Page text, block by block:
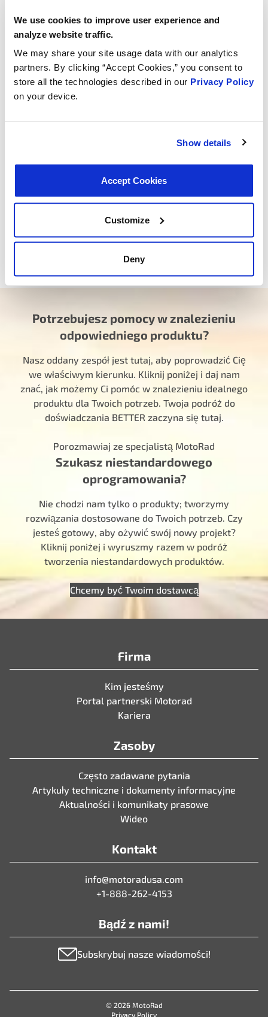
We use cookies to improve user experience and
analyze website traffic.
We may share your site usage data with our analytics
partners. By clicking “Accept Cookies,” you consent to
store all the technologies described in our Privacy Policy
on your device.
Show details
Accept Cookies
Customize
Deny
zwiększonej wydajności pojazdu
Wyposażone w zintegrowane czujniki, które stale
monitorują poziomy ciśnienia, umożliwiając
natychmiastowe wykrycie wszelkich nieszczelności lub
Zobacz pełną gamę produktów systemu
EVAP
Potrzebujesz pomocy w znalezieniu
odpowiedniego produktu?
Nasz oddany zespół jest tutaj, aby poprowadzić Cię
we właściwym kierunku. Kliknij poniżej i daj nam
znać, jak możemy Ci pomóc w znalezieniu idealnego
produktu dla Twoich potrzeb. Twoja podróż do
doświadczania BETTER zaczyna się tutaj.
Porozmawiaj ze specjalistą MotoRad
Szukasz niestandardowego
oprogramowania?
Nie chodzi nam tylko o produkty; tworzymy
rozwiązania dostosowane do Twoich potrzeb. Czy
jesteś gotowy, aby ożywić swój nowy projekt?
Kliknij poniżej i wyruszmy razem w podróż
tworzenia niestandardowych produktów.
Chcemy być Twoim dostawcą
Firma
Kim jesteśmy
Portal partnerski Motorad
Kariera
Zasoby
Często zadawane pytania
Artykuły techniczne i dokumenty informacyjne
Aktualności i komunikaty prasowe
Wideo
Kontakt
info@motoradusa.com
+1-888-262-4153
Bądź z nami!
Subskrybuj nasze wiadomości!
© 2026 MotoRad
Privacy Policy